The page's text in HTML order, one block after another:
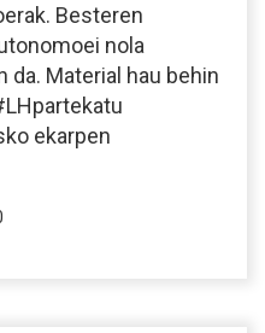
Besteren
nola
Material hau behin
ekarpen